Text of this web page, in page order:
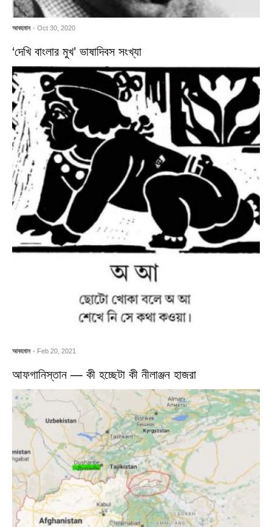
আবহমান - Oct 30, 2020
‘দেখি বাংলার মুখ’ ভাষাদিবস সংখ্যা
আবহমান - Feb 20, 2021
আফগানিস্তান — কী হচ্ছেটা কী নীলাঞ্জন হাজরা